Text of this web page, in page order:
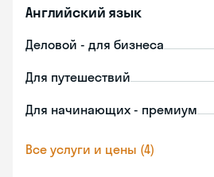
Английский язык
Деловой - для бизнеса
Для путешествий
Для начинающих - премиум
Все услуги и цены (4)